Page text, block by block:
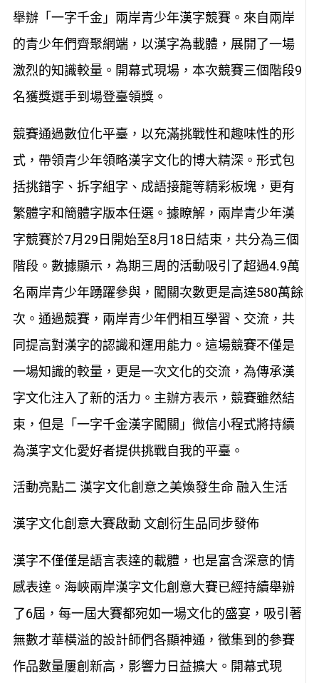
舉辦「一字千金」兩岸青少年漢字競賽。來自兩岸
的青少年們齊聚網端，以漢字為載體，展開了一場
激烈的知識較量。開幕式現場，本次競賽三個階段9
名獲獎選手到場登臺領獎。
競賽通過數位化平臺，以充滿挑戰性和趣味性的形
式，帶領青少年領略漢字文化的博大精深。形式包
括挑錯字、拆字組字、成語接龍等精彩板塊，更有
繁體字和簡體字版本任選。據瞭解，兩岸青少年漢
字競賽於7月29日開始至8月18日結束，共分為三個
階段。數據顯示，為期三周的活動吸引了超過4.9萬
名兩岸青少年踴躍參與，闖關次數更是高達580萬餘
次。通過競賽，兩岸青少年們相互學習、交流，共
同提高對漢字的認識和運用能力。這場競賽不僅是
一場知識的較量，更是一次文化的交流，為傳承漢
字文化注入了新的活力。主辦方表示，競賽雖然結
束，但是「一字千金漢字闖關」微信小程式將持續
為漢字文化愛好者提供挑戰自我的平臺。
活動亮點二 漢字文化創意之美煥發生命 融入生活
漢字文化創意大賽啟動 文創衍生品同步發佈
漢字不僅僅是語言表達的載體，也是富含深意的情
感表達。海峽兩岸漢字文化創意大賽已經持續舉辦
了6屆，每一屆大賽都宛如一場文化的盛宴，吸引著
無數才華橫溢的設計師們各顯神通，徵集到的參賽
作品數量屢創新高，影響力日益擴大。開幕式現